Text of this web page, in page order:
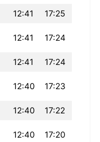
12:41 17:25
12:41 17:24
12:41 17:24
12:40 17:23
12:40 17:22
12:40 17:20